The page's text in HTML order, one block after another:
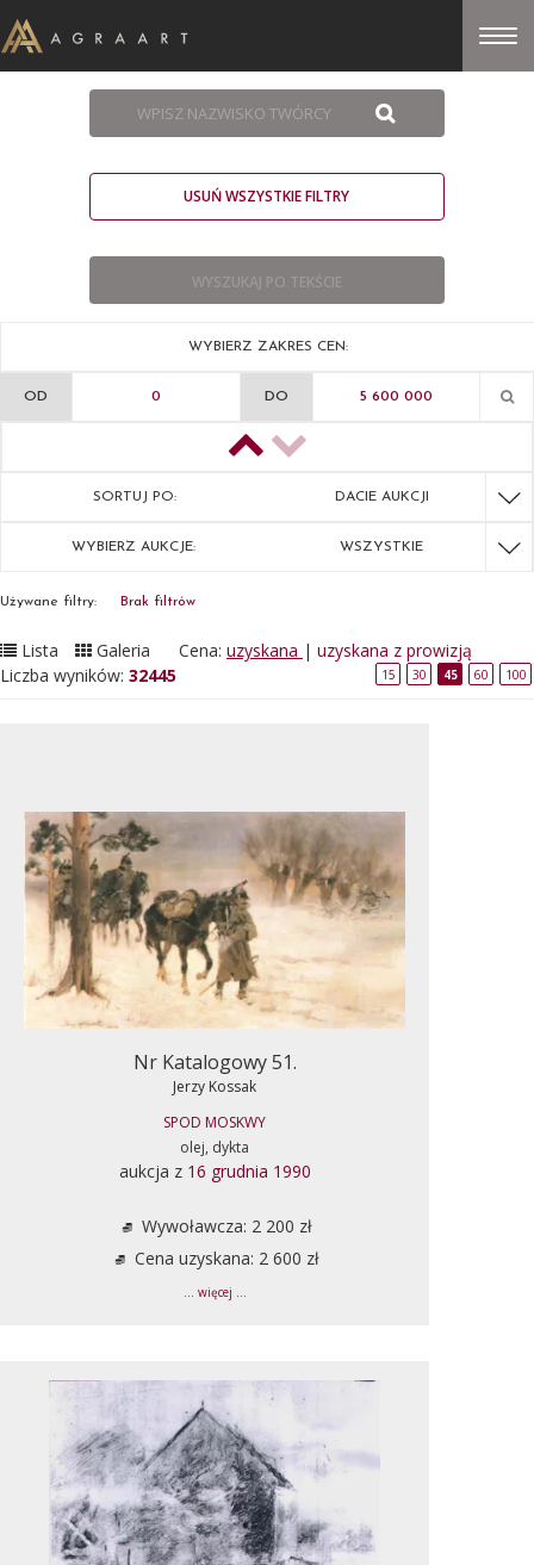
USUŃ WSZYSTKIE FILTRY
WYBIERZ ZAKRES CEN:
OD DO
SORTUJ PO: DACIE AUKCJI
WYBIERZ AUKCJE: WSZYSTKIE
Używane filtry: Brak filtrów
Lista Galeria Cena: uzyskana | uzyskana z prowizją
Liczba wyników: 32445 15 30 45 60 100
Nr Katalogowy 51.
Jerzy Kossak
SPOD MOSKWY
olej, dykta
aukcja z 16 grudnia 1990
Wywoławcza: 2 200 zł
Cena uzyskana: 2 600 zł
... więcej ...